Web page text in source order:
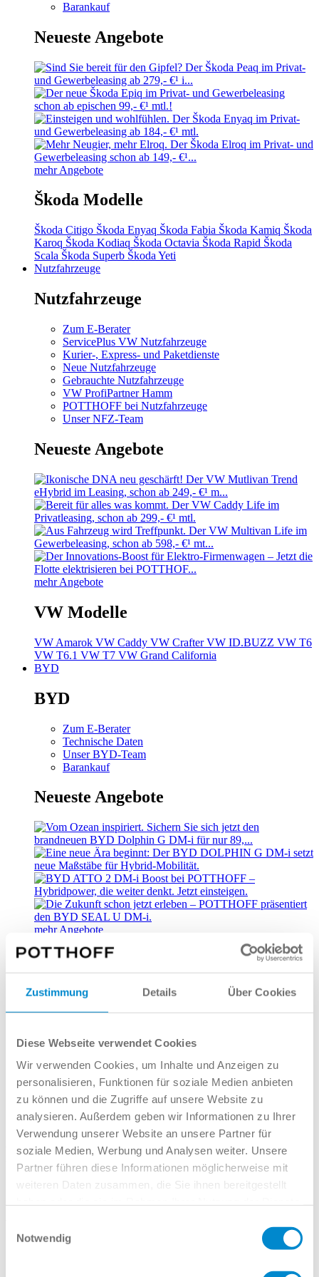
Zustimmung Details Über Cookies
Diese Webseite verwendet Cookies
Wir verwenden Cookies, um Inhalte und Anzeigen zu
personalisieren, Funktionen für soziale Medien anbieten
zu können und die Zugriffe auf unsere Website zu
analysieren. Außerdem geben wir Informationen zu Ihrer
Verwendung unserer Website an unsere Partner für
soziale Medien, Werbung und Analysen weiter. Unsere
Partner führen diese Informationen möglicherweise mit
weiteren Daten zusammen, die Sie ihnen bereitgestellt
Notwendig
Barankauf
Neueste Angebote
mehr Angebote
Škoda Modelle
Škoda Citigo Škoda Enyaq Škoda Fabia Škoda Kamiq Škoda
Karoq Škoda Kodiaq Škoda Octavia Škoda Rapid Škoda
Scala Škoda Superb Škoda Yeti
Nutzfahrzeuge
Nutzfahrzeuge
Zum E-Berater
ServicePlus VW Nutzfahrzeuge
Kurier-, Express- und Paketdienste
Neue Nutzfahrzeuge
Gebrauchte Nutzfahrzeuge
VW ProfiPartner Hamm
POTTHOFF bei Nutzfahrzeuge
Unser NFZ-Team
Neueste Angebote
mehr Angebote
VW Modelle
VW Amarok VW Caddy VW CrafterVW ID.BUZZ VW T6
VW T6.1 VW T7 VW Grand California
BYD
BYD
Zum E-Berater
Technische Daten
Unser BYD-Team
Barankauf
Neueste Angebote
mehr Angebote
Kundengruppen
Pflegedienste
Kurier-, Express- und Paketdienste
Team
Shop
Karriere
Kontakt
Großkunden
Leider ist dieses Angebot nicht
mehr verfügbar :(